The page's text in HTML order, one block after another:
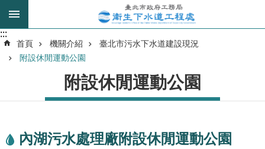
跳到主要內容區塊
進
階
我
的
:::
:::
首頁 機關介紹
臺北市污水下水道建設現況
附設休閒運動公園
附設休閒運動公園
內湖污水處理廠附設休閒運動公園